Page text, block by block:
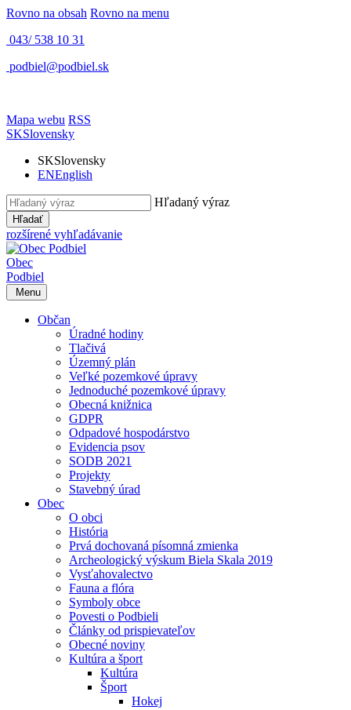
Rovno na obsah Rovno na menu
043/ 538 10 31
podbiel@podbiel.sk
Mapa webu RSS
SKSlovensky
SKSlovensky
ENEnglish
Hľadaný výraz
Hľadať
rozšírené vyhľadávanie
Obec
Podbiel
Menu
Občan
Úradné hodiny
Tlačivá
Územný plán
Veľké pozemkové úpravy
Jednoduché pozemkové úpravy
Obecná knižnica
GDPR
Odpadové hospodárstvo
Evidencia psov
SODB 2021
Projekty
Stavebný úrad
Obec
O obci
História
Prvá dochovaná písomná zmienka
Archeologický výskum Biela Skala 2019
Vysťahovalectvo
Fauna a flóra
Symboly obce
Povesti o Podbieli
Články od prispievateľov
Obecné noviny
Kultúra a šport
Kultúra
Šport
Hokej